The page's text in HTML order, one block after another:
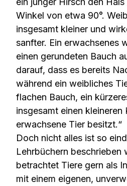
Winkel von etwa 90°.
insgesamt kleiner und
sanfter. Ein erwachsenes
einen gerundeten Bauch
darauf, dass es bereits
während ein weibliches
flachen Bauch, ein
insgesamt einen kleineren
erwachsene Tier besitzt.“
Doch nicht alles ist so
Lehrbüchern beschrieben
betrachtet Tiere gern als
mit einem eigenen,